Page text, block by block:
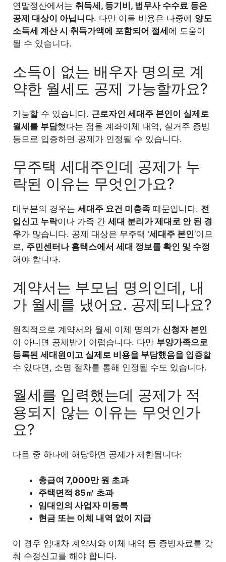
연말정산에서는 취득세, 등기비, 법무사 수수료 등은
공제 대상이 아닙니다. 다만 이들 비용은 나중에 양도
소득세 계산 시 취득가액에 포함되어 절세 에 도움이
될 수 있습니다.
소득이 없는 배우자 명의로 계
약한 월세도 공제 가능할까요?
가능할 수 있습니다. 근로자인 세대주 본인이 실제로
월세를 부담했다는 점을 계좌이체 내역, 실거주 증빙
등으로 입증하면 공제가 인정될 수 있습니다.
무주택 세대주인데 공제가 누
락된 이유는 무엇인가요?
대부분의 경우는 세대주 요건 미충족 때문입니다. 전
입신고 누락이나 가족 간 세대 분리가 제대로 안 된 경
우가 많습니다. 공제 대상은 무주택 ‘세대주 본인‘이므
로, 주민센터나 홈택스에서 세대 정보를 확인 및 수정
해야 합니다.
계약서는 부모님 명의인데, 내
가 월세를 냈어요. 공제되나요?
원칙적으로 계약서와 월세 이체 명의가 신청자 본인
이 아니면 공제받기 어렵습니다. 다만 부양가족으로
등록된 세대원이고 실제로 비용을 부담했음을 입증할
수 있다면, 소명 절차를 통해 인정될 수도 있습니다.
월세를 입력했는데 공제가 적
용되지 않는 이유는 무엇인가
요?
다음 중 하나에 해당하면 공제가 제한됩니다:
총급여 7,000만 원 초과
주택면적 85㎡ 초과
임대인의 사업자 미등록
현금 또는 이체 내역 없이 지급
이 경우 임대차 계약서와 이체 내역 등 증빙자료를 갖
춰 수정신고를 해야 합니다.